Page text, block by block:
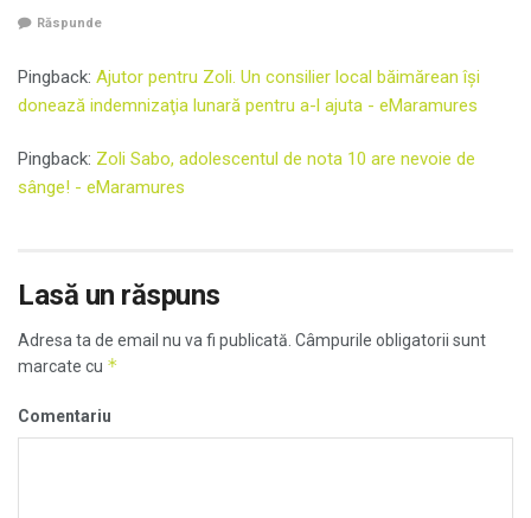
Răspunde
Pingback: Ajutor pentru Zoli. Un consilier local băimărean îşi
donează indemnizaţia lunară pentru a-l ajuta - eMaramures
Pingback: Zoli Sabo, adolescentul de nota 10 are nevoie de
sânge! - eMaramures
Lasă un răspuns
Adresa ta de email nu va fi publicată. Câmpurile obligatorii sunt
marcate cu *
Comentariu